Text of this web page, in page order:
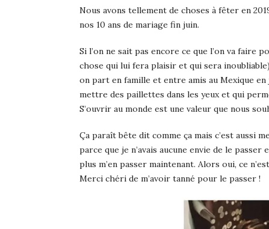
Nous avons tellement de choses à fêter en
nos 10 ans de mariage fin juin.
Si l’on ne sait pas encore ce que l’on va faire
chose qui lui fera plaisir et qui sera
on part en famille et entre amis au Mexique
mettre des paillettes dans les yeux et qui
S’ouvrir au monde est une valeur que nous
Ça paraît bête dit comme ça mais c’est aussi
parce que je n’avais aucune envie de le
plus m’en passer maintenant. Alors oui, ce
Merci chéri de m’avoir tanné pour le passer !